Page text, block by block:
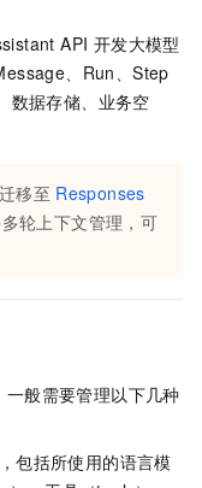
API 开发大模型
、Run、Step
数据存储、业务空
移至 Responses
轮上下文管理，可
般需要管理以下几种
包括所使用的语言模